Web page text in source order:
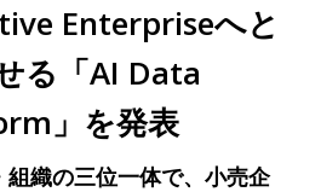
Enterpriseへと
る「AI Data
」を発表
組織の三位一体で、小売企